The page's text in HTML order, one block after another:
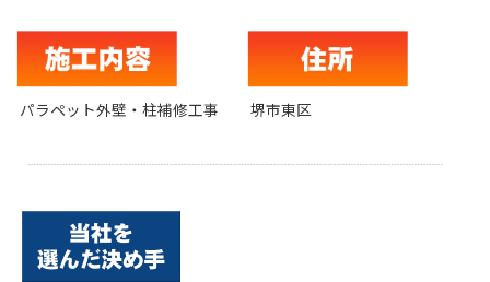
パラペット外壁・柱補修工事 堺市東区